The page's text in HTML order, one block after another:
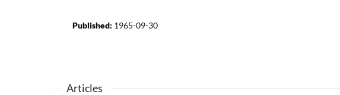
Published: 1965-09-30
Articles